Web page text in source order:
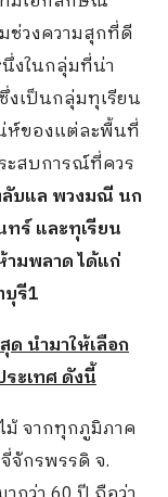
ช่วงความสุกที่ดี
งในกลุ่มที่น่า
งเป็นกลุ่มทุเรียน
ห์ของแต่ละพื้นที่
ะสบการณ์ที่ควร
บแล พวงมณี นก
ร์ และทุเรียน
มพลาด ได้แก่
รี1
นำมาให้เลือก
ะเทศ ดังนี้
ม้ จากทุกภูมิภาค
จักรพรรดิ จ.